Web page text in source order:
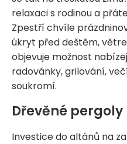
relaxaci s rodinou a
Zpestří chvíle
úkryt před deštěm,
objevuje možnost
radovánky, grilování,
soukromí.
Dřevěné
Investice do altánů na